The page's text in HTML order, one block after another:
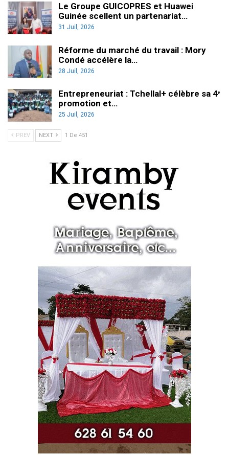
Le Groupe GUICOPRES et Huawei
Guinée scellent un partenariat…
31 Juil, 2026
Réforme du marché du travail : Mory
Condé accélère la…
28 Juil, 2026
Entrepreneuriat : Tchellal+ célèbre sa 4ᵉ
promotion et…
25 Juil, 2026
PREV NEXT 1 De 451